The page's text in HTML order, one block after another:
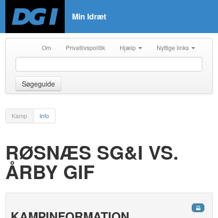
Min Idræt
Om Privatlivspolitik Hjælp Nyttige links
Søgeguide
Kamp Info
RØSNÆS SG&I VS.
ÅRBY GIF